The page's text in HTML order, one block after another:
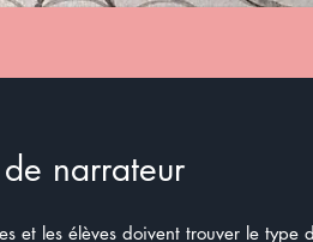
narrateur
et les élèves doivent trouver le type